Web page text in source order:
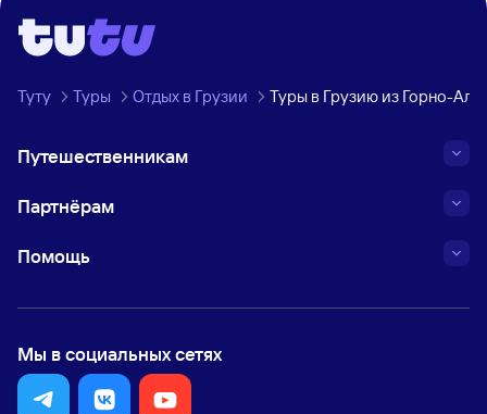
Туту Туры Отдых в Грузии Туры в Грузию из Горно-
Путешественникам
Партнёрам
Помощь
Мы в социальных сетях